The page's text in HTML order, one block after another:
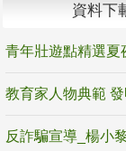
資料下
反詐騙宣導_楊小